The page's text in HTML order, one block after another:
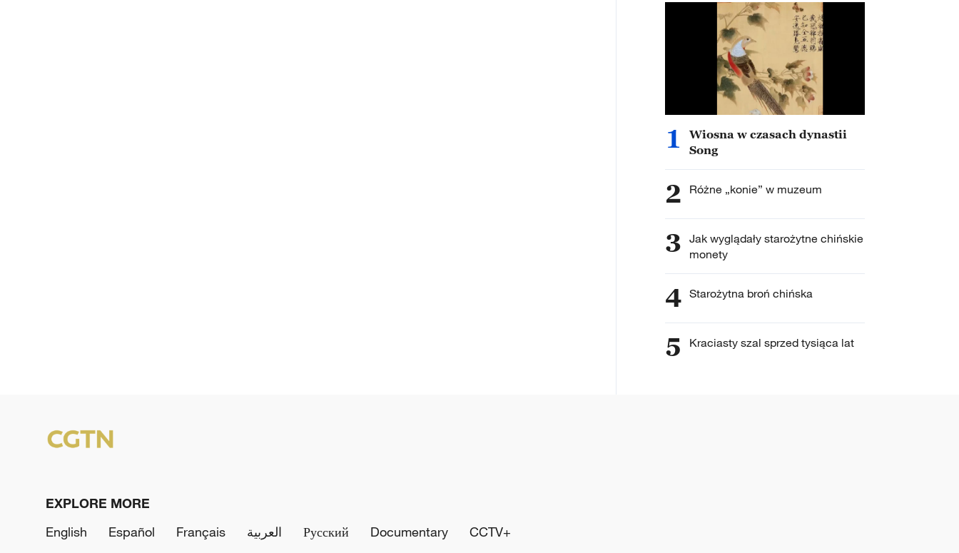
1
Wiosna w czasach dynastii
Song
2 Różne „konie” w muzeum
3 Jak wyglądały starożytne chińskie
monety
4 Starożytna broń chińska
5 Kraciasty szal sprzed tysiąca lat
EXPLORE MORE
English
Español Français العربية Русский Documentary CCTV+